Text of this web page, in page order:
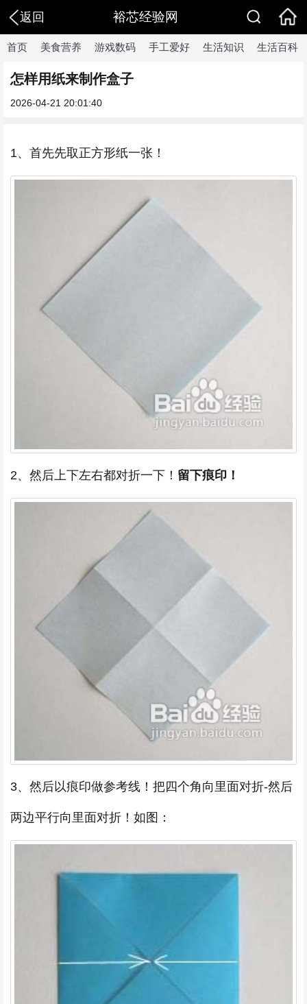
返回 裕芯经验网
首页 美食营养 游戏数码 手工爱好 生活知识 生活百科
怎样用纸来制作盒子
2026-04-21 20:01:40
1、首先先取正方形纸一张！
2、然后上下左右都对折一下！ 留下痕印！
3、然后以痕印做参考线！把四个角向里面对折-然后
两边平行向里面对折！如图：